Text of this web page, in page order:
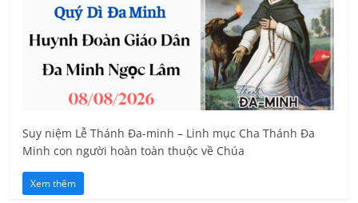
Suy niệm Lễ Thánh Đa-minh – Linh mục Cha Thánh Đa
Minh con người hoàn toàn thuộc về Chúa
Xem thêm